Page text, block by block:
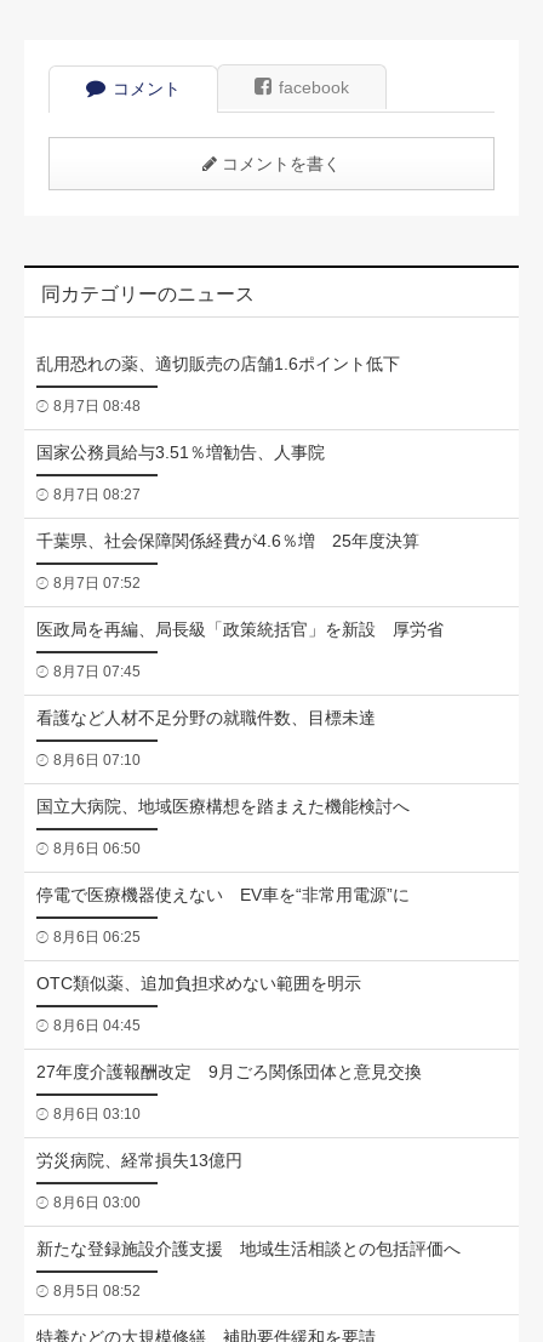
コメント facebook
コメントを書く
同カテゴリーのニュース
乱用恐れの薬、適切販売の店舗1.6ポイント低下
8月7日 08:48
国家公務員給与3.51％増勧告、人事院
8月7日 08:27
千葉県、社会保障関係経費が4.6％増 25年度決算
8月7日 07:52
医政局を再編、局長級「政策統括官」を新設 厚労省
8月7日 07:45
看護など人材不足分野の就職件数、目標未達
8月6日 07:10
国立大病院、地域医療構想を踏まえた機能検討へ
8月6日 06:50
停電で医療機器使えない EV車を“非常用電源”に
8月6日 06:25
OTC類似薬、追加負担求めない範囲を明示
8月6日 04:45
27年度介護報酬改定 9月ごろ関係団体と意見交換
8月6日 03:10
労災病院、経常損失13億円
8月6日 03:00
新たな登録施設介護支援 地域生活相談との包括評価へ
8月5日 08:52
特養などの大規模修繕、補助要件緩和を要請